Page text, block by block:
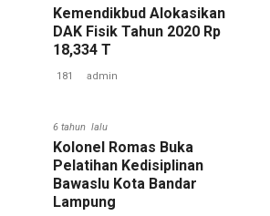
Kemendikbud Alokasikan
DAK Fisik Tahun 2020 Rp
18,334 T
181 admin
6 tahun lalu
Kolonel Romas Buka
Pelatihan Kedisiplinan
Bawaslu Kota Bandar
Lampung